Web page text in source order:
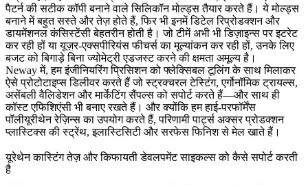
पैटर्न की सटीक कॉपी बनाने वाले सिलिकॉन मोल्ड्स तैयार करते हैं। ये मोल्ड्स
बनाने में बहुत सस्ते और तेज़ होते हैं, फिर भी इनमें डिटेल रिप्रोडक्शन और
डायमेंशनल कंसिस्टेंसी बेहतरीन होती है। जो टीमें अभी भी डिज़ाइन्स पर इटरेट
कर रही हों या यूज़र-एक्सपीरियंस फीचर्स का मूल्यांकन कर रही हों, उनके लिए
बजट को बिगाड़े बिना ज्योमेट्री एडजस्ट करने की क्षमता अमूल्य है।
Neway में, हम इंजीनियरिंग प्रिसिशन को फ्लेक्सिबल टूलिंग के साथ मिलाकर
ऐसे प्रोटोटाइप्स डिलीवर करते हैं जो स्ट्रक्चरल टेस्टिंग, एर्गोनॉमिक ट्रायल्स,
असेंबली वैलिडेशन और मार्केटिंग सैंपल्स को सपोर्ट करते हैं—और साथ ही
कॉस्ट एफिशिएंसी भी बनाए रखते हैं। और क्योंकि हम हाई-परफॉर्मेंस
पॉलीयूरीथेन रेज़िन्स का उपयोग करते हैं, परिणामी पार्ट्स अक्सर प्रोडक्शन
प्लास्टिक्स की स्ट्रेंथ, इलास्टिसिटी और सरफेस फिनिश से मेल खाते हैं।
यूरेथेन कास्टिंग तेज़ और किफायती डेवलपमेंट साइकल्स को कैसे सपोर्ट करती
है